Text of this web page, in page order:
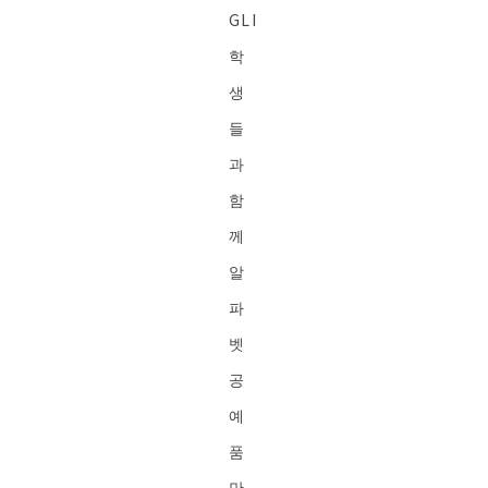
GLI
학
생
들
과
함
께
알
파
벳
공
예
품